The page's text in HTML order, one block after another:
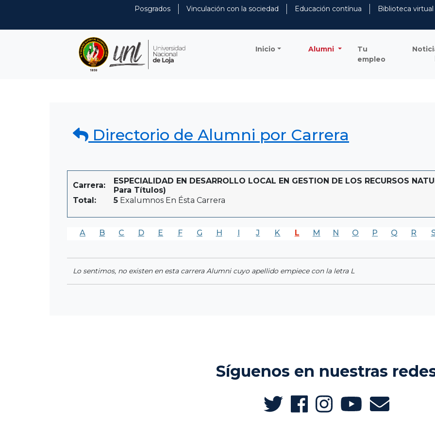
Posgrados Vinculación con la sociedad Educación contínua
Biblioteca virtual
Inicio Alumni
Tu
empleo
Directorio de Alumni por Carrera
Carrera:
ESPECIALIDAD EN DESARROLLO LOCAL EN GESTION DE LOS RECURSOS
Para Títulos)
Total:
5 Exalumnos En Ésta Carrera
A B C D E F G H I J K L M N O P Q R
Lo sentimos, no existen en esta carrera Alumni cuyo apellido empiece con la letra L
Síguenos en nuestras